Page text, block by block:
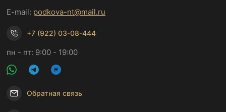
E-mail: podkova-nt@mail.ru
+7 (922) 03-08-444
пн - пт: 9:00 - 19:00
Обратная связь